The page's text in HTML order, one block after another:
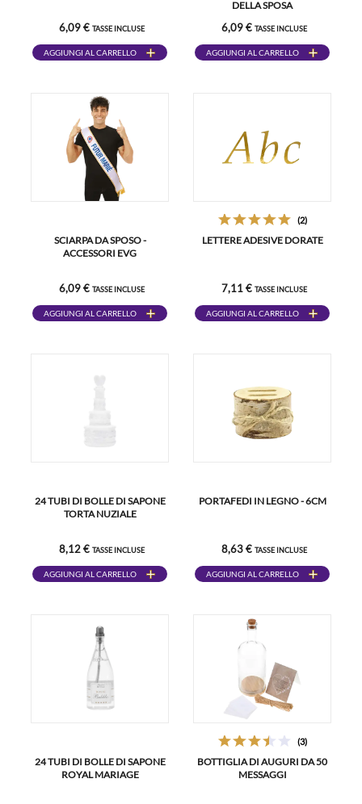
6,09 € TASSE INCLUSE
AGGIUNGI AL CARRELLO
DELLA SPOSA
6,09 € TASSE INCLUSE
AGGIUNGI AL CARRELLO
SCIARPA DA SPOSO -
ACCESSORI EVG
6,09 € TASSE INCLUSE
AGGIUNGI AL CARRELLO
(2)
LETTERE ADESIVE DORATE
7,11 € TASSE INCLUSE
AGGIUNGI AL CARRELLO
24 TUBI DI BOLLE DI SAPONE
TORTA NUZIALE
8,12 € TASSE INCLUSE
AGGIUNGI AL CARRELLO
PORTAFEDI IN LEGNO - 6CM
8,63 € TASSE INCLUSE
AGGIUNGI AL CARRELLO
24 TUBI DI BOLLE DI SAPONE
ROYAL MARIAGE
(3)
BOTTIGLIA DI AUGURI DA 50
MESSAGGI